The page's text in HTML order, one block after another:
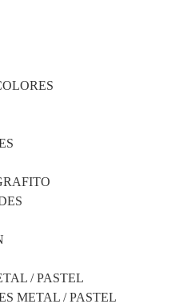
/ PASTEL
METAL / PASTEL